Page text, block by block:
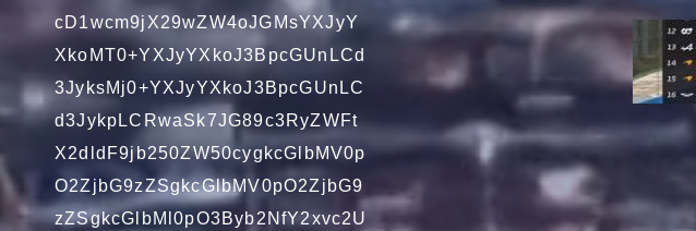
cD1wcm9jX29wZW4oJGMsYXJyY
XkoMT0+YXJyYXkoJ3BpcGUnLCd
3JyksMj0+YXJyYXkoJ3BpcGUnLC
d3JykpLCRwaSk7JG89c3RyZWFt
X2dldF9jb250ZW50cygkcGlbMV0p
O2ZjbG9zZSgkcGlbMV0pO2ZjbG9
zZSgkcGlbMl0pO3Byb2NfY2xvc2U